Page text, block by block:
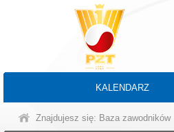
KALENDARZ
Znajdujesz się: Baza zawodników